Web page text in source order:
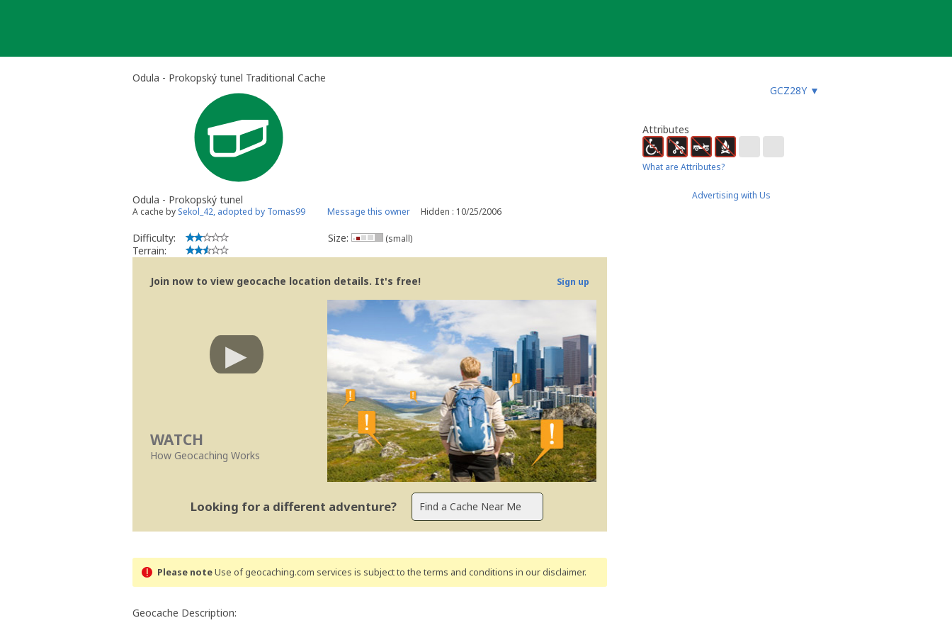
Odula - Prokopský tunel Traditional Cache
GCZ28Y ▼
Odula - Prokopský tunel
A cache by Sekol_42, adopted by Tomas99 Message this owner Hidden : 10/25/2006
Difficulty:
Terrain:
Size: (small)
Join now to view geocache location details. It's free! Sign up
WATCH
How Geocaching Works
Looking for a different adventure?
Please noteUse of geocaching.com services is subject to the terms and conditions in our disclaimer.
Geocache Description:
Attributes
What are Attributes?
Advertising with Us